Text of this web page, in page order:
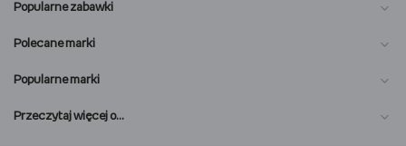
Popularne zabawki
Polecane marki
Popularne marki
Przeczytaj więcej o…
O nas